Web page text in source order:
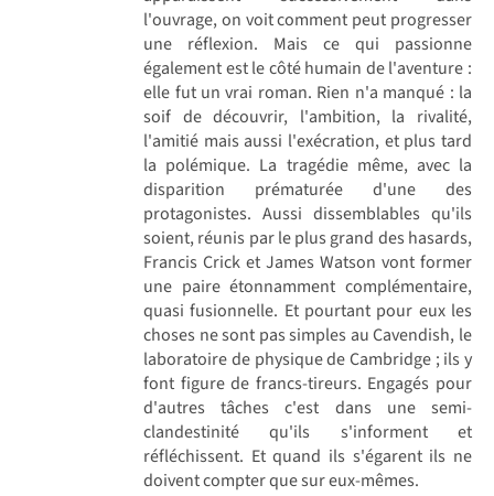
l'ouvrage, on voit comment peut progresser
une réflexion. Mais ce qui passionne
également est le côté humain de l'aventure :
elle fut un vrai roman. Rien n'a manqué : la
soif de découvrir, l'ambition, la rivalité,
l'amitié mais aussi l'exécration, et plus tard
la polémique. La tragédie même, avec la
disparition prématurée d'une des
protagonistes. Aussi dissemblables qu'ils
soient, réunis par le plus grand des hasards,
Francis Crick et James Watson vont former
une paire étonnamment complémentaire,
quasi fusionnelle. Et pourtant pour eux les
choses ne sont pas simples au Cavendish, le
laboratoire de physique de Cambridge ; ils y
font figure de francs-tireurs. Engagés pour
d'autres tâches c'est dans une semi-
clandestinité qu'ils s'informent et
réfléchissent. Et quand ils s'égarent ils ne
doivent compter que sur eux-mêmes.